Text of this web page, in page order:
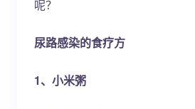
呢？
尿路感染的食疗方
1、小米粥